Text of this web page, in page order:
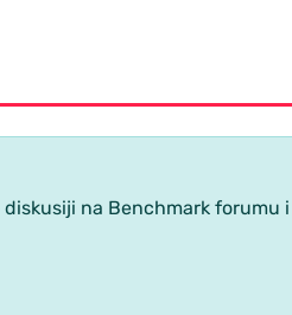
na Benchmark forumu i